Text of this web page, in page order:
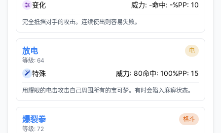
变化 威力: -命中: -%PP: 10
完全抵挡对手的攻击。连续使出则容易失败。
放电
等级: 64
电
特殊 威力: 80命中: 100%PP: 15
用耀眼的电击攻击自己周围所有的宝可梦。有时会陷入麻痹状态。
爆裂拳
等级: 72
格斗